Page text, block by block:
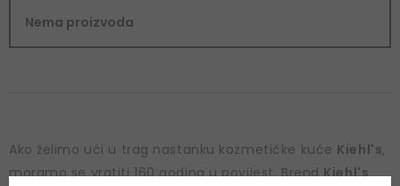
Nema proizvoda
Ako želimo ući u trag nastanku kozmetičke kuće Kiehl's,
moramo se vratiti 160 godina u povijest. BrendKiehl's